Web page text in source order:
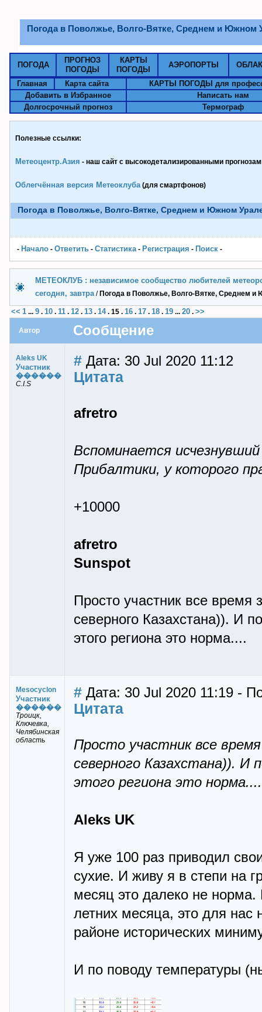
Погода в Поволжье, Волго-Вятке, Среднем и Южном
ПОГОДА
ПРОГНОЗ
ПОГОДЫ
КАРТЫ
ПОГОДЫ
АЭРОПОРТЫ
Главная Карта сайта
КАРТЫ ПОГОДЫ для
Добавить в Избранное
Написать нам
Долгосрочный прогноз
Термограф
Полезные ссылки:
Метеоцентр.Азия - наш сайт с высокодетализированными
Облегчённая версия Метеоклуба(для смартфонов)
Погода в Поволжье, Волго-Вятке, Среднем и Южном
- Начало - Ответить - Статистика- Pегистрация - Поиск -
МЕТЕОКЛУБ : независимое сообщество любителей
сегодня, завтра/ Погода в Поволжье, Волго-Вятке, Среднем и
<< 1 ... 9 . 10 . 11 . 12 . 13 . 14. 15 . 16 . 17 . 18 . 19 ... 20 . >>
Автор Сообщение
Aleks UK
Участник
������
C.I.S
# Дата: 30 Jul 2020 11:12
Цитата
afretro
Вспоминается
Прибалтики, у которого
+10000
afretro
Sunspot
Просто участник все время
северного Казахстана)). И
этого региона это норма....
Mesocyclon
Участник
������
Троицк,
Ключевка,
Челябинская
область
# Дата: 30 Jul 2020 11:19 -
Цитата
Просто участник все
северного Казахстана)). И
этого региона это норма....
Aleks UK
Я уже 100 раз приводил
сухие. И живу я в степи на
месяц это далеко не
летних месяца, это для
районе исторических
И по поводу температуры